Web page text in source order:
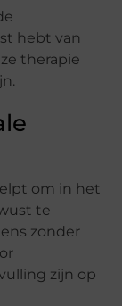
hebt van
therapie
om in het
te
zonder
zijn op